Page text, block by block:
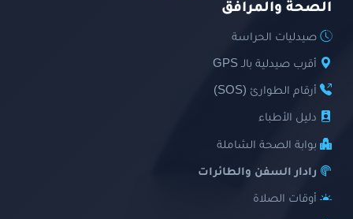
الصحة والمرافق
صيدليات الحراسة
أقرب صيدلية بالـ GPS
أرقام الطوارئ (SOS)
دليل الأطباء
بوابة الصحة الشاملة
رادار السفن والطائرات
أوقات الصلاة